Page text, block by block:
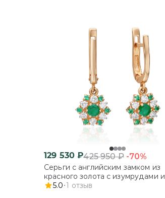
129 530 ₽425 950₽ -70%
Серьги с английским замком из
красного золота с изумрудами и
бриллиантами
5.0 1 отзыв